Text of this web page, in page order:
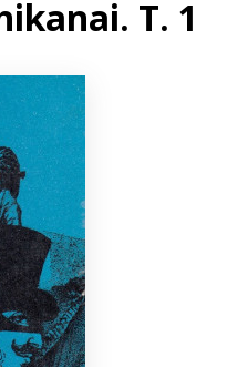
+370 667 80 541
info@elvislab.lt
T. 1